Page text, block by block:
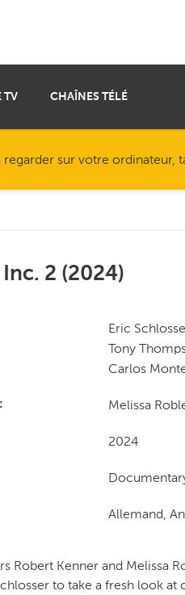
TV CHAÎNES TÉLÉ
sur votre ordinateur,
Inc. 2 (2024)
Eric
Tony
Carlos
Melissa
2024
Allemand,
Robert Kenner and Melissa
to take a fresh look